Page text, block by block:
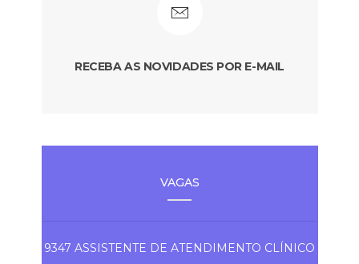
RECEBA AS NOVIDADES POR E-MAIL
VAGAS
9347 ASSISTENTE DE ATENDIMENTO CLÍNICO